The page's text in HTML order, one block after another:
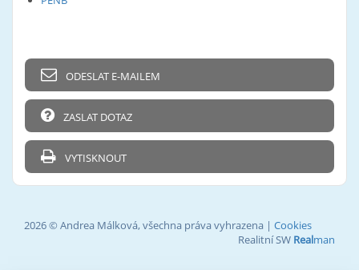
ODESLAT E-MAILEM
ZASLAT DOTAZ
VYTISKNOUT
2026 © Andrea Málková, všechna práva vyhrazena | Cookies
Realitní SW Realman